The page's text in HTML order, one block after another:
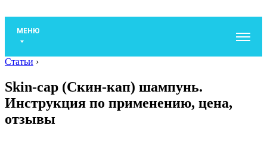
МЕНЮ
Статьи ›
Skin-cap (Скин-кап) шампунь.
Инструкция по применению, цена,
отзывы